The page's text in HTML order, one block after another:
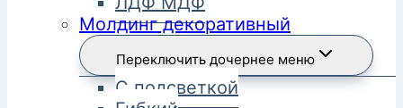
Молдинг декоративный
Переключить дочернее меню
С подсветкой